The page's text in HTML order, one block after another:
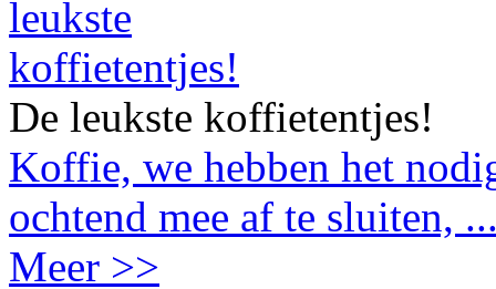
De leukste koffietentjes!
Koffie, we hebben het
ochtend mee af te sluiten,
Meer >>